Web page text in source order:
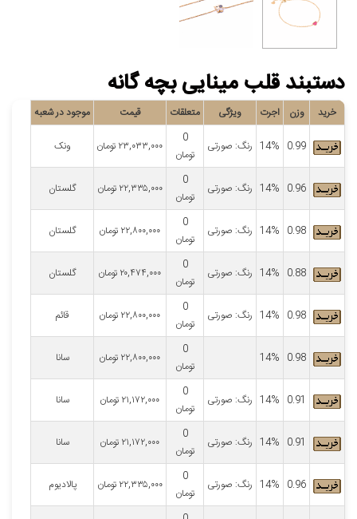
دستبند قلب مینایی بچه گانه
خرید وزن اجرت ویژگی متعلقات قیمت موجود در شعبه
0.99
14% رنگ: صورتی
0
تومان
۲۳,۰۳۳,۰۰۰ تومان ونک
0.96
14% رنگ: صورتی
0
تومان
۲۲,۳۳۵,۰۰۰ تومان گلستان
0.98
14% رنگ: صورتی
0
تومان
۲۲,۸۰۰,۰۰۰ تومان گلستان
0.88
14% رنگ: صورتی
0
تومان
۲۰,۴۷۴,۰۰۰ تومان گلستان
0.98
14% رنگ: صورتی
0
تومان
۲۲,۸۰۰,۰۰۰ تومان قائم
0.98
14%
0
تومان
۲۲,۸۰۰,۰۰۰ تومان سانا
0.91
14% رنگ: صورتی
0
تومان
۲۱,۱۷۲,۰۰۰ تومان سانا
0.91
14% رنگ: صورتی
0
تومان
۲۱,۱۷۲,۰۰۰ تومان سانا
0.96
14% رنگ: صورتی
0
تومان
۲۲,۳۳۵,۰۰۰ تومان پالادیوم